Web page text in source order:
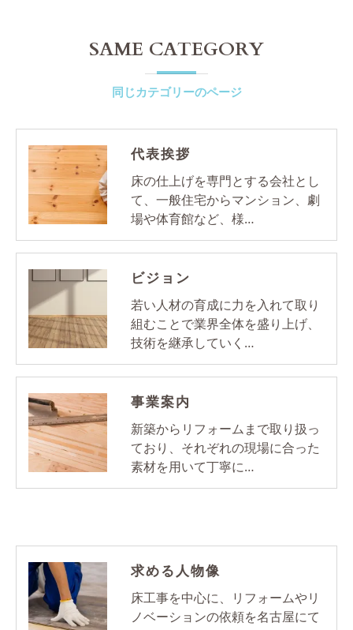
同じカテゴリーのページ
SAME CATEGORY
代表挨拶
床の仕上げを専門とする会社とし
て、一般住宅からマンション、劇
場や体育館など、様…
ビジョン
若い人材の育成に力を入れて取り
組むことで業界全体を盛り上げ、
技術を継承していく…
事業案内
新築からリフォームまで取り扱っ
ており、それぞれの現場に合った
素材を用いて丁寧に…
求める人物像
床工事を中心に、リフォームやリ
ノベーションの依頼を名古屋にて